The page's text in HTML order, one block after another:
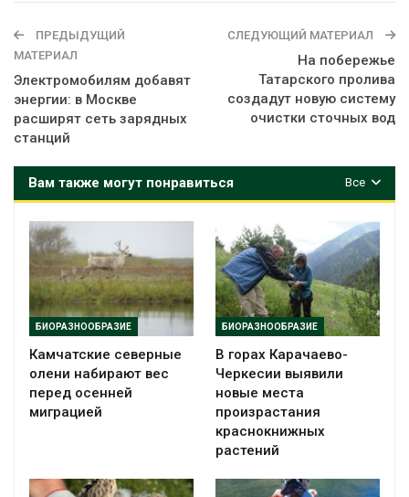
ПРЕДЫДУЩИЙ
МАТЕРИАЛ
Электромобилям добавят
энергии: в Москве
расширят сеть зарядных
станций
СЛЕДУЮЩИЙ МАТЕРИАЛ
На побережье
Татарского пролива
создадут новую систему
очистки сточных вод
Все
Вам также могут понравиться
БИОРАЗНООБРАЗИЕ
Камчатские северные
олени набирают вес
перед осенней
миграцией
БИОРАЗНООБРАЗИЕ
В горах Карачаево-
Черкесии выявили
новые места
произрастания
краснокнижных
растений